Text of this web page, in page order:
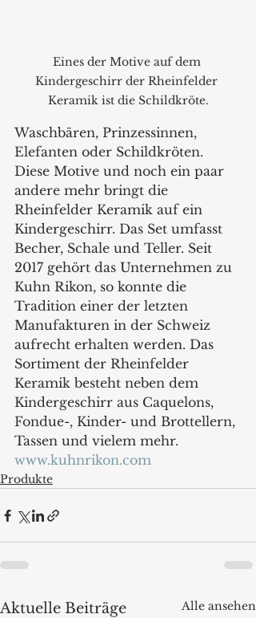
Eines der Motive auf dem
Kindergeschirr der Rheinfelder
Keramik ist die Schildkröte.
Waschbären, Prinzessinnen,
Elefanten oder Schildkröten.
Diese Motive und noch ein paar
andere mehr bringt die
Rheinfelder Keramik auf ein
Kindergeschirr. Das Set umfasst
Becher, Schale und Teller. Seit
2017 gehört das Unternehmen zu
Kuhn Rikon, so konnte die
Tradition einer der letzten
Manufakturen in der Schweiz
aufrecht erhalten werden. Das
Sortiment der Rheinfelder
Keramik besteht neben dem
Kindergeschirr aus Caquelons,
Fondue-, Kinder- und Brottellern,
Tassen und vielem mehr.
www.kuhnrikon.com
Produkte
Aktuelle Beiträge Alle ansehen